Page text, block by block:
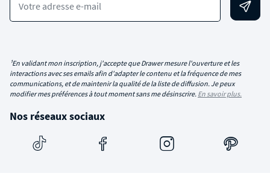
Votre adresse e-mail
¹En validant mon inscription, j'accepte que Drawer mesure l'ouverture et les
interactions avec ses emails afin d'adapter le contenu et la fréquence de mes
communications, et de maintenir la qualité de la liste de diffusion. Je peux
modifier mes préférences à tout moment sans me désinscrire. En savoir plus.
Nos réseaux sociaux